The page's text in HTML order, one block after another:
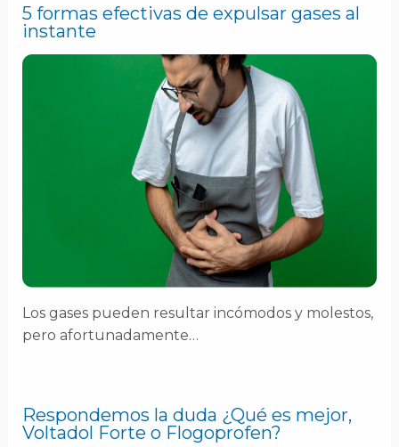
5 formas efectivas de expulsar gases al
instante
Los gases pueden resultar incómodos y molestos,
pero afortunadamente…
Respondemos la duda ¿Qué es mejor,
Voltadol Forte o Flogoprofen?